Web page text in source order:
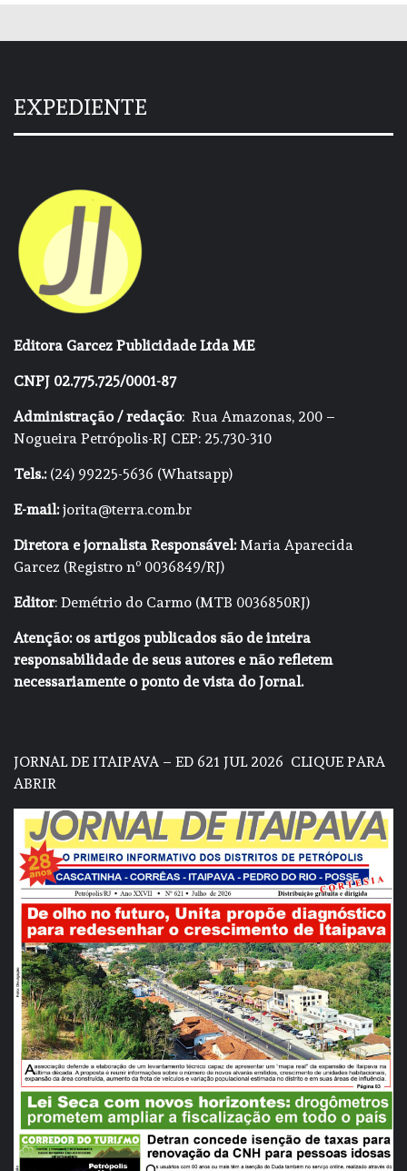
EXPEDIENTE
Editora Garcez Publicidade Ltda ME
CNPJ 02.775.725/0001-87
Administração / redação: Rua Amazonas, 200 –
Nogueira Petrópolis-RJ CEP: 25.730-310
Tels.:(24) 99225-5636 (Whatsapp)
E-mail:jorita@terra.com.br
Diretora e jornalista Responsável:Maria Aparecida
Garcez (Registro nº 0036849/RJ)
Editor: Demétrio do Carmo (MTB 0036850RJ)
Atenção: os artigos publicados são de inteira
responsabilidade de seus autores e não refletem
necessariamente o ponto de vista do Jornal.
JORNAL DE ITAIPAVA – ED 621 JUL 2026 CLIQUE PARA
ABRIR